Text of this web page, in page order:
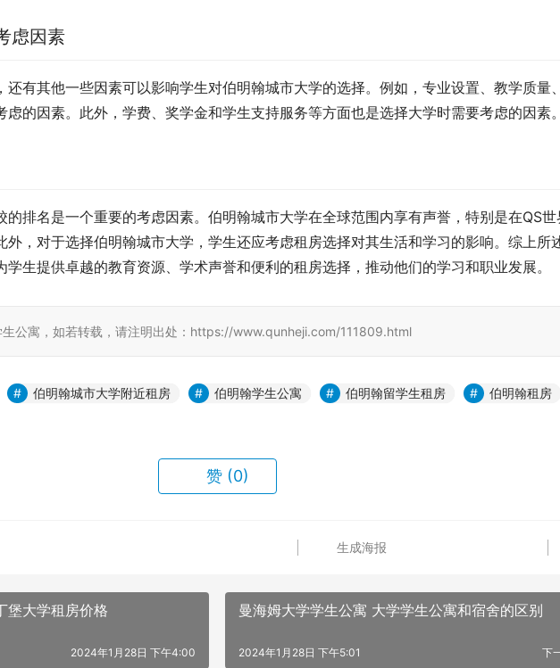
虑因素
还有其他一些因素可以影响学生对伯明翰城市大学的选择。例如，专业设置、教学质量
虑的因素。此外，学费、奖学金和学生支持服务等方面也是选择大学时需要考虑的因素。
的排名是一个重要的考虑因素。伯明翰城市大学在全球范围内享有声誉，特别是在QS世
外，对于选择伯明翰城市大学，学生还应考虑租房选择对其生活和学习的影响。综上所
生提供卓越的教育资源、学术声誉和便利的租房选择，推动他们的学习和职业发展。
生公寓，如若转载，请注明出处：https://www.qunheji.com/111809.html
伯明翰城市大学附近租房 伯明翰学生公寓 伯明翰留学生租房
伯明翰租房
赞 (0)
生成海报
堡大学租房价格
2024年1月28日 下午4:00
曼海姆大学学生公寓 大学学生公寓和宿舍的区别
下
2024年1月28日 下午5:01